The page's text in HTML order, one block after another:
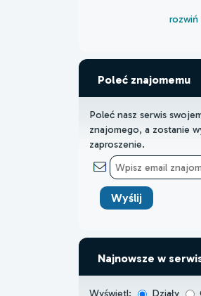
rozwiń
Poleć znajomemu
Poleć nasz serwis
znajomego, a zostanie
zaproszenie.
Najnowsze w
Wyświetl: Działy